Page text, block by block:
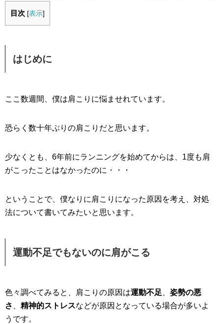
目次 [表示]
はじめに
ここ数週間、僕は肩こりに悩ませれています。
恐らく数十年ぶりの肩こりだと思います。
少なくとも、6年前にランニングを始めてからは、1度も肩
がこったことはなかったのに・・・
ということで、僕なりに肩こりになった原因を考え、対処
法について書いてみたいと思います。
運動不足でもないのに肩がこる
色々調べてみると、肩こりの原因は運動不足
姿勢の悪
さ
精神的ストレスなどが原因となっている場合が多いよ
うです。